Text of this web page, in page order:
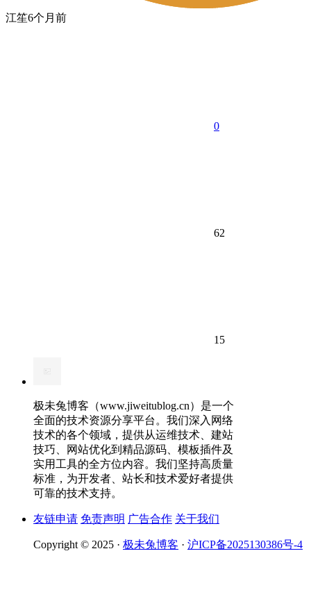
江笙6个月前
0
62
15
极未兔博客（www.jiweitublog.cn）是一个
全面的技术资源分享平台。我们深入网络
技术的各个领域，提供从运维技术、建站
技巧、网站优化到精品源码、模板插件及
实用工具的全方位内容。我们坚持高质量
标准，为开发者、站长和技术爱好者提供
可靠的技术支持。
友链申请 免责声明 广告合作 关于我们
Copyright © 2025 · 极未兔博客 · 沪ICP备2025130386号-4